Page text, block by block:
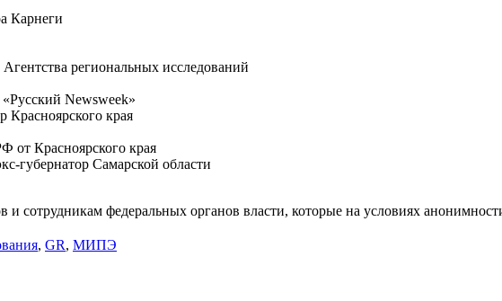
Карнеги
региональных исследований
Newsweek»
Красноярского края
от Красноярского края
губернатор Самарской области
и сотрудникам федеральных органов власти, которые на условиях
, GR, МИПЭ